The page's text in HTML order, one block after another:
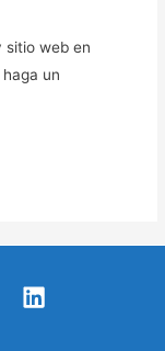
sitio web en
un